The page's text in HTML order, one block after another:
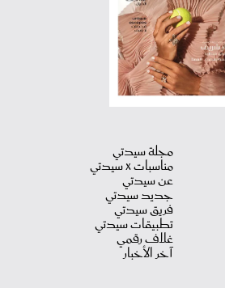
مجلة سيدتي
مناسبات X سيدتي
عن سيدتي
جديد سيدتي
فريق سيدتي
تطبيقات سيدتي
غلاف رقمي
آخر الأخبار